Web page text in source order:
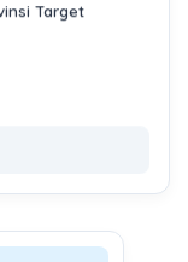
Target